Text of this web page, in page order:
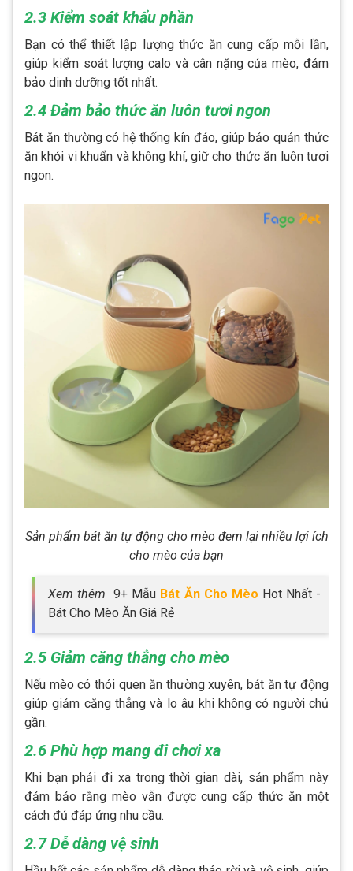
2.3 Kiểm soát khẩu phần
Bạn có thể thiết lập lượng thức ăn cung cấp mỗi lần,
giúp kiểm soát lượng calo và cân nặng của mèo, đảm
bảo dinh dưỡng tốt nhất.
2.4 Đảm bảo thức ăn luôn tươi ngon
Bát ăn thường có hệ thống kín đáo, giúp bảo quản thức
ăn khỏi vi khuẩn và không khí, giữ cho thức ăn luôn tươi
ngon.
Sản phẩm bát ăn tự động cho mèo đem lại nhiều lợi ích
cho mèo của bạn
Xem thêm 9+ Mẫu Bát Ăn Cho Mèo Hot Nhất -
Bát Cho Mèo Ăn Giá Rẻ
2.5 Giảm căng thẳng cho mèo
Nếu mèo có thói quen ăn thường xuyên, bát ăn tự động
giúp giảm căng thẳng và lo âu khi không có người chủ
gần.
2.6 Phù hợp mang đi chơi xa
Khi bạn phải đi xa trong thời gian dài, sản phẩm này
đảm bảo rằng mèo vẫn được cung cấp thức ăn một
cách đủ đáp ứng nhu cầu.
2.7 Dễ dàng vệ sinh